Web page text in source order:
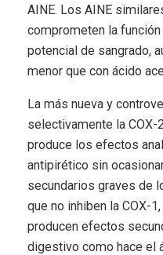
AINE. Los AINE
comprometen la
potencial de sangrado,
menor que con ácido
La más nueva y
selectivamente la COX-
produce los efectos
antipirético sin
secundarios graves de
que no inhiben la COX-
producen efectos
digestivo como hace el